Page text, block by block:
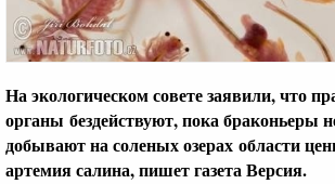
На экологическом совете заявили, что
органы бездействуют, пока браконьеры
добывают на соленых озерах области
артемия салина, пишет газета Версия.